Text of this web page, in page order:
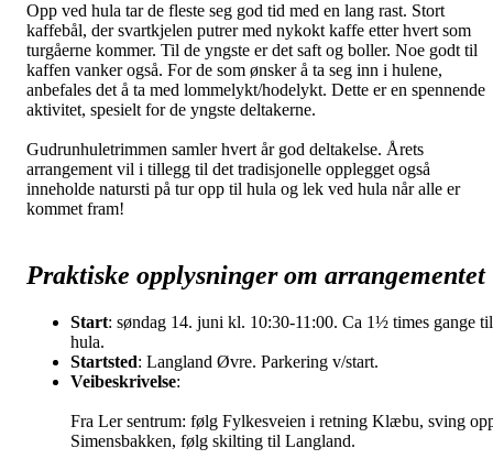
Opp ved hula tar de fleste seg god tid med en lang rast. Stort
kaffebål, der svartkjelen putrer med nykokt kaffe etter hvert som
turgåerne kommer. Til de yngste er det saft og boller. Noe godt til
kaffen vanker også. For de som ønsker å ta seg inn i hulene,
anbefales det å ta med lommelykt/hodelykt. Dette er en spennende
aktivitet, spesielt for de yngste deltakerne.
Gudrunhuletrimmen samler hvert år god deltakelse. Årets
arrangement vil i tillegg til det tradisjonelle opplegget også
inneholde natursti på tur opp til hula og lek ved hula når alle er
kommet fram!
Praktiske opplysninger om arrangementet
Start: søndag 14. juni kl. 10:30-11:00. Ca 1½ times gange til
hula.
Startsted: Langland Øvre. Parkering v/start.
Veibeskrivelse:
Fra Ler sentrum: følg Fylkesveien i retning Klæbu, sving
Simensbakken, følg skilting til Langland.